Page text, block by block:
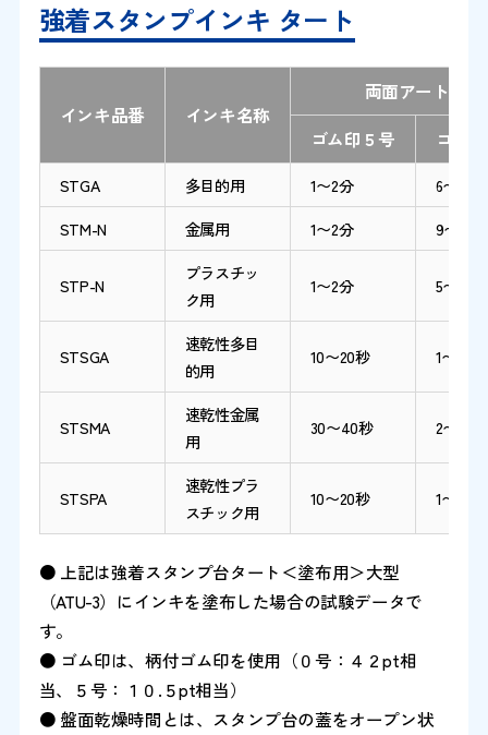
強着スタンプインキ タート
インキ品番 インキ名称
両面アート紙
ゴム印５号
ゴム
STGA 多目的用 1〜2分
6〜7分
STM-N
金属用 1〜2分 9〜10分
STP-N
プラスチッ
ク用
1〜2分 5〜6分
STSGA
速乾性多目
的用
10〜20秒 1〜2分
STSMA
速乾性金属
用
30〜40秒 2〜3分
STSPA
速乾性プラ
スチック用
10〜20秒 1〜2分
● 上記は強着スタンプ台タート＜塗布用＞大型
（ATU-3）にインキを塗布した場合の試験データで
す。
● ゴム印は、柄付ゴム印を使用（０号：４２pt相
当、５号：１０.５pt相当）
● 盤面乾燥時間とは、スタンプ台の蓋をオープン状